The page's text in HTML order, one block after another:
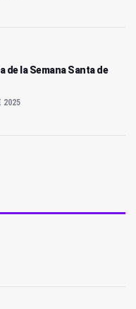
de la Semana Santa de
2025